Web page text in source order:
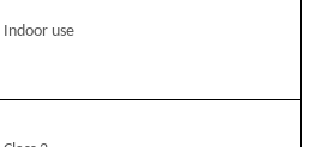
Indooruse